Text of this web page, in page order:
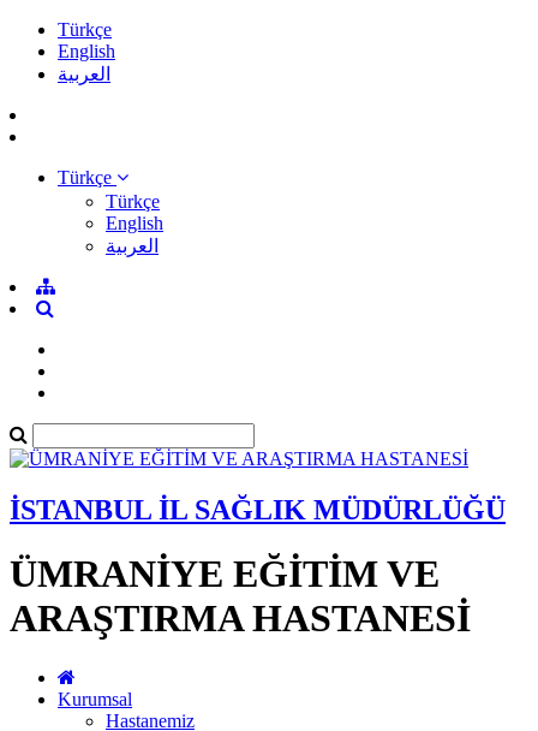
Türkçe
English
العربية
Türkçe
Türkçe
English
العربية
İSTANBUL İL SAĞLIK MÜDÜRLÜĞÜ
ÜMRANİYE EĞİTİM VE
ARAŞTIRMA HASTANESİ
Kurumsal
Hastanemiz